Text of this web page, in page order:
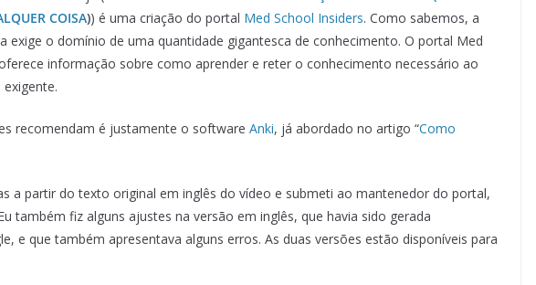
COISA)) é uma criação do portal Med School Insiders. Como sabemos, a
exige o domínio de uma quantidade gigantesca de conhecimento. O portal Med
informação sobre como aprender e reter o conhecimento necessário ao
recomendam é justamente o software Anki, já abordado no artigo “Como
a partir do texto original em inglês do vídeo e submeti ao mantenedor do portal,
também fiz alguns ajustes na versão em inglês, que havia sido gerada
e que também apresentava alguns erros. As duas versões estão disponíveis para